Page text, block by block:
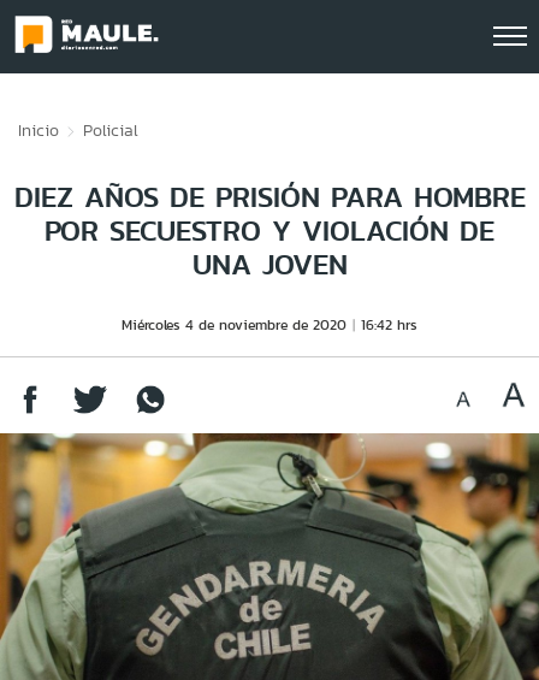
Inicio Policial
DIEZ AÑOS DE PRISIÓN PARA HOMBRE
POR SECUESTRO Y VIOLACIÓN DE
UNA JOVEN
Miércoles 4 de noviembre de 2020 16:42 hrs